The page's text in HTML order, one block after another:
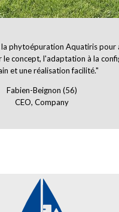
phytoépuration Aquatiris pour
le concept, l'adaptation à la
et une réalisation facilité."
Fabien-Beignon (56)
CEO, Company